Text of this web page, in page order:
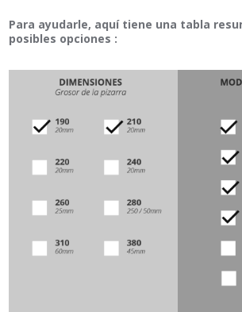
Para ayudarle, aquí tiene una tabla
posibles opciones :